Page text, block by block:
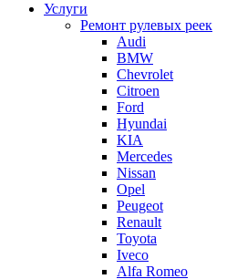
Услуги
Ремонт рулевых реек
Audi
BMW
Chevrolet
Citroen
Ford
Hyundai
KIA
Mercedes
Nissan
Opel
Peugeot
Renault
Toyota
Iveco
Alfa Romeo